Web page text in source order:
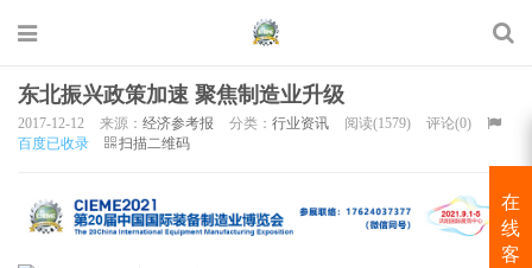
东北振兴政策加速 聚焦制造业升级
2017-12-12 来源： 经济参考报 分类： 行业资讯 阅读(1579)
评论(0)
百度已收录
扫描二维码
在
线
客